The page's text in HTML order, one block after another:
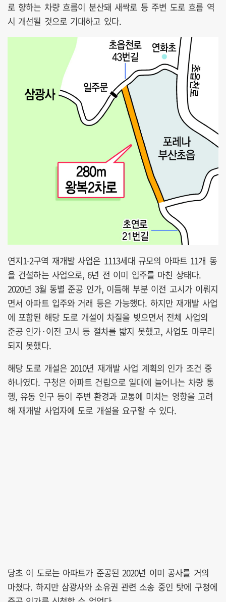
로 향하는 차량 흐름이 분산돼 새싹로 등 주변 도로 흐름 역
시 개선될 것으로 기대하고 있다.
연지1-2구역 재개발 사업은 1113세대 규모의 아파트 11개 동
을 건설하는 사업으로, 6년 전 이미 입주를 마친 상태다.
2020년 3월 동별 준공 인가, 이듬해 부분 이전 고시가 이뤄지
면서 아파트 입주와 거래 등은 가능했다. 하지만 재개발 사업
에 포함된 해당 도로 개설이 차질을 빚으면서 전체 사업의
준공 인가·이전 고시 등 절차를 밟지 못했고, 사업도 마무리
되지 못했다.
해당 도로 개설은 2010년 재개발 사업 계획의 인가 조건 중
하나였다. 구청은 아파트 건립으로 일대에 늘어나는 차량 통
행, 유동 인구 등이 주변 환경과 교통에 미치는 영향을 고려
해 재개발 사업자에 도로 개설을 요구할 수 있다.
당초 이 도로는 아파트가 준공된 2020년 이미 공사를 거의
마쳤다. 하지만 삼광사와 소유권 관련 소송 중인 탓에 구청에